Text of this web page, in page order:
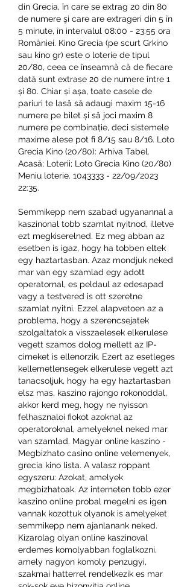
din Grecia, în care se extrag 20 din 80
de numere şi care are extrageri din 5 în
5 minute, în intervalul 08:00 - 23:55 ora
României. Kino Grecia (pe scurt Grkino
sau kino gr) este o loterie de tipul
20/80, ceea ce înseamnă că de fiecare
dată sunt extrase 20 de numere între 1
și 80. Chiar și așa, toate casele de
pariuri te lasă să adaugi maxim 15-16
numere pe bilet și să joci maxim 8
numere pe combinație, deci sistemele
maxime alese pot fi 8/15 sau 8/16. Loto
Grecia Kino (20/80): Arhiva Tabel.
Acasă; Loterii; Loto Grecia Kino (20/80)
Meniu loterie. 1043333 - 22/09/2023
22:35.
Semmikepp nem szabad ugyanannal a
kaszinonal tobb szamlat nyitnod, illetve
ezt megkiserelned. Ez meg abban az
esetben is igaz, hogy ha tobben eltek
egy haztartasban. Azaz mondjuk neked
mar van egy szamlad egy adott
operatornal, es peldaul az edesapad
vagy a testvered is ott szeretne
szamlat nyitni. Ezzel alapvetoen az a
problema, hogy a szerencsejatek
szolgaltatok a visszaelesek elkerulese
vegett szamos dolog mellett az IP-
cimeket is ellenorzik. Ezert az esetleges
kellemetlensegek elkerulese vegett azt
tanacsoljuk, hogy ha egy haztartasban
elsz mas, kaszino rajongo rokonoddal,
akkor kerd meg, hogy ne nyisson
felhasznaloi fiokot azoknal az
operatoroknal, amelyeknel neked mar
van szamlad. Magyar online kaszino -
Megbizhato casino online velemenyek,
grecia kino lista. A valasz roppant
egyszeru: Azokat, amelyek
megbizhatoak. Az interneten tobb ezer
kaszino online probal megelni es igen
vannak kozottuk olyanok is amelyeket
semmikepp nem ajanlanank neked.
Kizarolag olyan online kaszinoval
erdemes komolyabban foglalkozni,
amely nagyon komoly penzugyi,
szakmai hatterrel rendelkezik es mar